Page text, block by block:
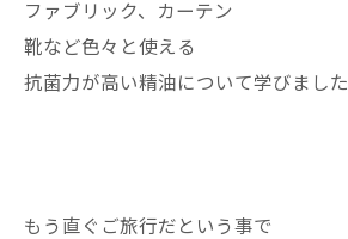
ファブリック、カーテン
靴など色々と使える
抗菌力が高い精油について学びました
もう直ぐご旅行だという事で